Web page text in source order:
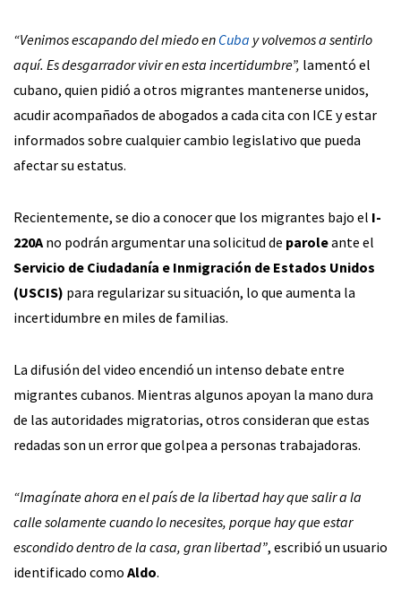
“Venimos escapando del miedo en Cuba y volvemos a sentirlo
aquí. Es desgarrador vivir en esta incertidumbre”, lamentó el
cubano, quien pidió a otros migrantes mantenerse unidos,
acudir acompañados de abogados a cada cita con ICE y estar
informados sobre cualquier cambio legislativo que pueda
afectar su estatus.
Recientemente, se dio a conocer que los migrantes bajo el I-
220Ano podrán argumentar una solicitud de paroleante el
Servicio de Ciudadanía e Inmigración de Estados Unidos
(USCIS) para regularizar su situación, lo que aumenta la
incertidumbre en miles de familias.
La difusión del video encendió un intenso debate entre
migrantes cubanos. Mientras algunos apoyan la mano dura
de las autoridades migratorias, otros consideran que estas
redadas son un error que golpea a personas trabajadoras.
“Imagínate ahora en el país de la libertad hay que salir a la
calle solamente cuando lo necesites, porque hay que estar
escondido dentro de la casa, gran libertad”, escribió un usuario
identificado como Aldo.